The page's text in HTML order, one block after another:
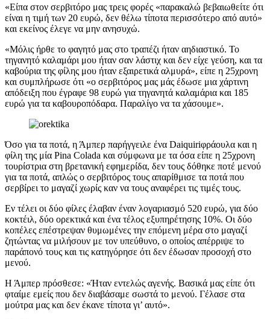
«Είπα στον σερβιτόρο μας τρεις φορές «παρακαλώ βεβαιωθείτε ότι
είναι η τιμή των 20 ευρώ, δεν θέλω τίποτα περισσότερο από αυτό»
και εκείνος έλεγε να μην ανησυχώ.
«Μόλις ήρθε το φαγητό μας στο τραπέζι ήταν αηδιαστικό. Το
τηγανητό καλαμάρι μου ήταν σαν λάστιχ και δεν είχε γεύση, και τα
καβούρια της φίλης μου ήταν εξαιρετικά αλμυρά», είπε η 25χρονη
και συμπλήρωσε ότι «ο σερβιτόρος μας μάς έδωσε μια χάρτινη
απόδειξη που έγραφε 98 ευρώ για τηγανητά καλαμάρια και 185
ευρώ για τα καβουροπόδαρα. Παραλίγο να τα χάσουμε».
Όσο για τα ποτά, η Άμπερ παρήγγειλε ένα Daiquiriφράουλα και η
φίλη της μία Pina Colada και σύμφωνα με τα όσα είπε η 25χρονη
τουρίστρια στη βρετανική εφημερίδα, δεν τους δόθηκε ποτέ μενού
για τα ποτά, απλώς ο σερβιτόρος τους απαρίθμισε τα ποτά που
σερβίρει το μαγαζί χωρίς καν να τους αναφέρει τις τιμές τους.
Εν τέλει οι δύο φίλες έλαβαν έναν λογαριασμό 520 ευρώ, για δύο
κοκτέιλ, δύο ορεκτικά και ένα τέλος εξυπηρέτησης 10%. Οι δύο
κοπέλες επέστρεψαν θυμωμένες την επόμενη μέρα στο μαγαζί
ζητώντας να μιλήσουν με τον υπεύθυνο, ο οποίος απέρριψε το
παράπονό τους και τις κατηγόρησε ότι δεν έδωσαν προσοχή στο
μενού.
Η Άμπερ πρόσθεσε: «Ήταν εντελώς αγενής. Βασικά μας είπε ότι
φταίμε εμείς που δεν διαβάσαμε σωστά το μενού. Γέλασε στα
μούτρα μας και δεν έκανε τίποτα γι’ αυτό».